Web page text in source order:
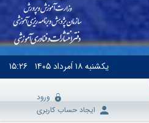
یکشنبه۱۸ اَمرداد ۱۴۰۵ ۱۵:۲۶
ورود
ایجاد حساب کاربری